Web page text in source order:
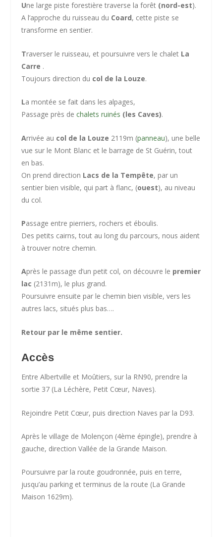
Une large piste forestière traverse la forêt (nord-est).
A l’approche du ruisseau du Coard, cette piste se
transforme en sentier.
Traverser le ruisseau, et poursuivre vers le chalet La
Carre .
Toujours direction du col de la Louze.
La montée se fait dans les alpages,
Passage près de chalets ruinés (les Caves).
Arrivée au col de la Louze 2119m (panneau), une belle
vue sur le Mont Blanc et le barrage de St Guérin, tout
en bas.
On prend direction Lacs de la Tempête, par un
sentier bien visible, qui part à flanc, (ouest), au niveau
du col.
Passage entre pierriers, rochers et éboulis.
Des petits cairns, tout au long du parcours, nous aident
à trouver notre chemin.
Après le passage d’un petit col, on découvre le premier
lac (2131m), le plus grand.
Poursuivre ensuite par le chemin bien visible, vers les
autres lacs, situés plus bas….
Retour par le même sentier.
Accès
Entre Albertville et Moûtiers, sur la RN90, prendre la
sortie 37 (La Léchère, Petit Cœur, Naves).
Rejoindre Petit Cœur, puis direction Naves par la D93.
Après le village de Molençon (4ème épingle), prendre à
gauche, direction Vallée de la Grande Maison.
Poursuivre par la route goudronnée, puis en terre,
jusqu’au parking et terminus de la route (La Grande
Maison 1629m).